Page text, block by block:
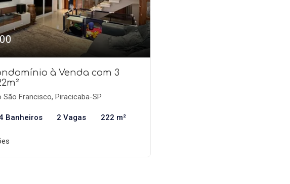
à Venda com 3
Francisco, Piracicaba-SP
Banheiros 2 Vagas 222 m²